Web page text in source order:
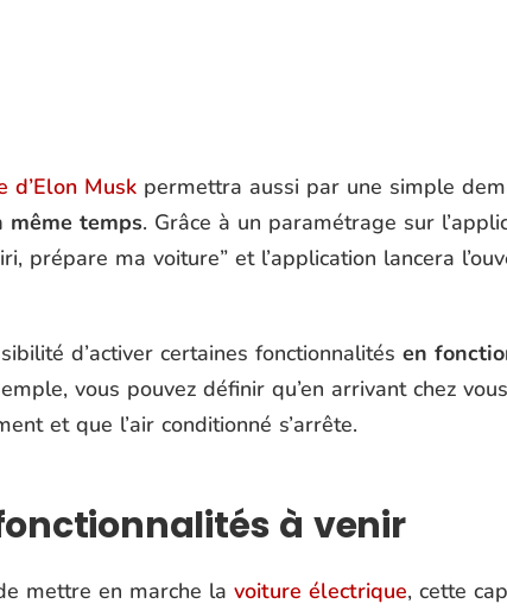
d’Elon Muskpermettra aussi par une simple
temps. Grâce à un paramétrage sur
prépare ma voiture” et l’application lancera
d’activer certaines fonctionnalités en
vous pouvez définir qu’en arrivant chez
et que l’air conditionné s’arrête.
à venir
mettre en marche la voiture électrique, cette